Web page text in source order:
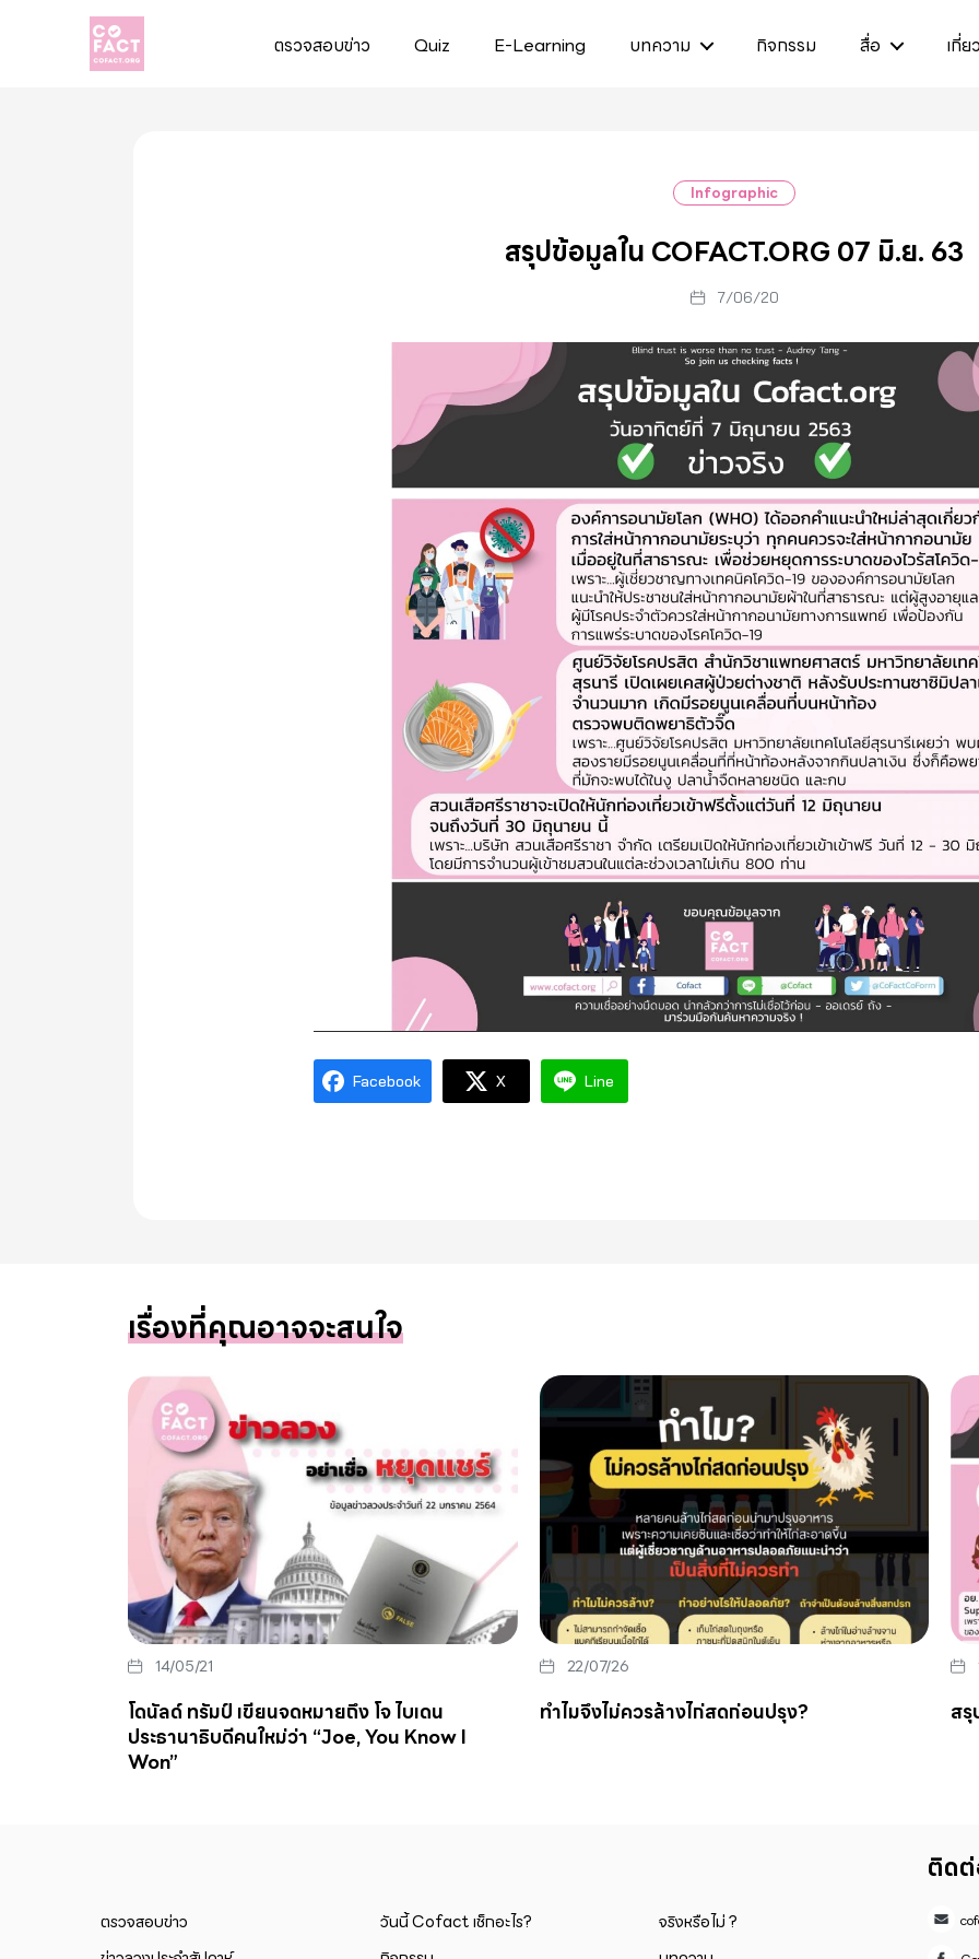
ตรวจสอบข่าว Quiz E-Learning บทความ กิจกรรม สื่อ เกี่ย
Infographic
สรุปข้อมูลใน COFACT.ORG 07 มิ.ย. 63
7/06/20
Facebook X Line
เรื่องที่คุณอาจจะสนใจ
14/05/21
โดนัลด์ ทรัมป์ เขียนจดหมายถึง โจ ไบเดน
ประธานาธิบดีคนใหม่ว่า “Joe, You Know I
Won”
22/07/26
ทำไมจึงไม่ควรล้างไก่สดก่อนปรุง? ส
ตรวจสอบข่าว วันนี้ Cofact เช็กอะไร?
จริงหรือไม่ ?
ติดต่